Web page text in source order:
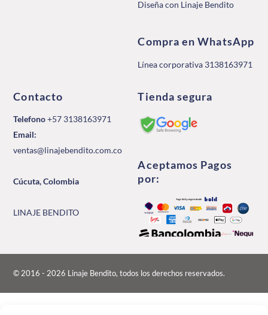
Diseña con Linaje Bendito
Compra en WhatsApp
Línea corporativa 3138163971
Contacto
Telefono+57 3138163971
Email:
ventas@linajebendito.com.co
Cúcuta, Colombia
LINAJE BENDITO
Tienda segura
Aceptamos Pagos
por:
© 2016 - 2026 Linaje Bendito, todos los derechos reservados.